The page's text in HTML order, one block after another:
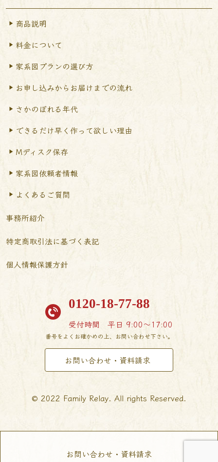
お問い合わせ・資料請求
商品説明
料金について
家系図プランの選び方
お申し込みからお届けまでの流れ
さかのぼれる年代
できるだけ早く作って欲しい理由
Mディスク保存
家系図依頼者情報
よくあるご質問
事務所紹介
特定商取引法に基づく表記
個人情報保護方針
0120-18-77-88
受付時間 平日 9:00〜17:00
番号をよくお確かめの上、お問い合わせ下さい。
お問い合わせ・資料請求
© 2022 Family Relay. All rights Reserved.